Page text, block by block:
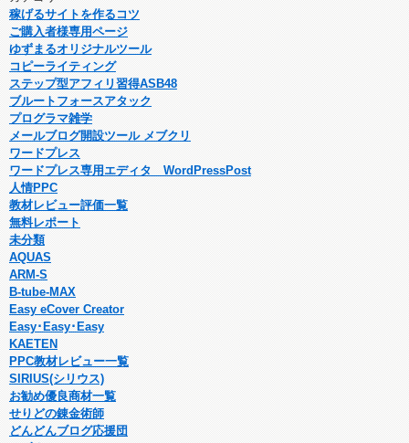
稼げるサイトを作るコツ
ご購入者様専用ページ
ゆずまるオリジナルツール
コピーライティング
ステップ型アフィリ習得ASB48
ブルートフォースアタック
プログラマ雑学
メールブログ開設ツール メブクリ
ワードプレス
ワードプレス専用エディタ WordPressPost
人情PPC
教材レビュー評価一覧
無料レポート
未分類
AQUAS
ARM-S
B-tube-MAX
Easy eCover Creator
Easy･Easy･Easy
KAETEN
PPC教材レビュー一覧
SIRIUS(シリウス)
お勧め優良商材一覧
せりどの錬金術師
どんどんブログ応援団